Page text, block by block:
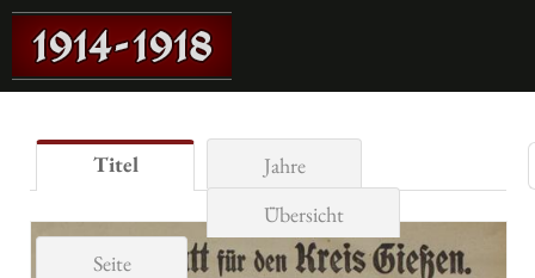
Titel
Jahre
Übersicht
Seite